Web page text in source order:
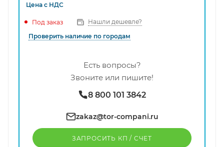
Цена с НДС
Под заказ
Нашли дешевле?
Проверить наличие по городам
Есть вопросы?
Звоните или пишите!
8 800 101 3842
zakaz@tor-compani.ru
ЗАПРОСИТЬ КП / CЧЕТ